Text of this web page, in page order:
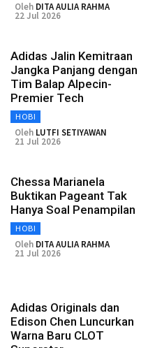
Oleh DITA AULIA RAHMA
22 Jul 2026
Adidas Jalin Kemitraan
Jangka Panjang dengan
Tim Balap Alpecin-
Premier Tech
HOBI
Oleh LUTFI SETIYAWAN
21 Jul 2026
Chessa Marianela
Buktikan Pageant Tak
Hanya Soal Penampilan
HOBI
Oleh DITA AULIA RAHMA
21 Jul 2026
Adidas Originals dan
Edison Chen Luncurkan
Warna Baru CLOT